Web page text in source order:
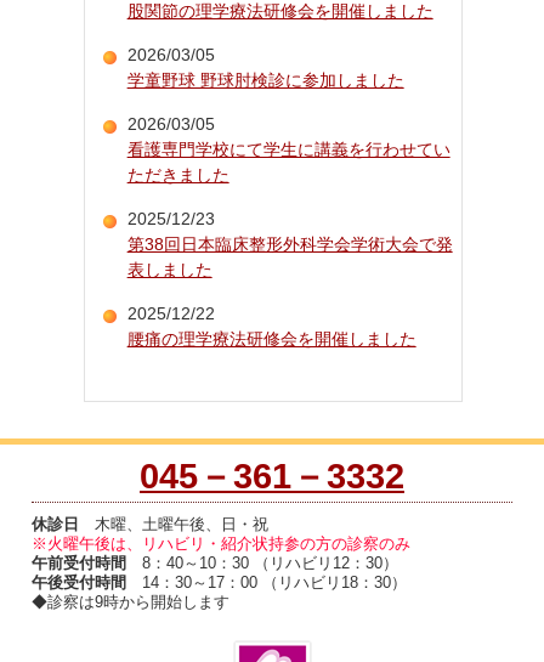
股関節の理学療法研修会を開催しました
2026/03/05
学童野球 野球肘検診に参加しました
2026/03/05
看護専門学校にて学生に講義を行わせてい
ただきました
2025/12/23
第38回日本臨床整形外科学会学術大会で発
表しました
2025/12/22
腰痛の理学療法研修会を開催しました
045－361－3332
休診日
木曜、土曜午後、日・祝
※火曜午後は、リハビリ・紹介状持参の方の診察のみ
午前受付時間
8：40～10：30 （リハビリ12：30）
午後受付時間
14：30～17：00 （リハビリ18：30）
◆診察は9時から開始します